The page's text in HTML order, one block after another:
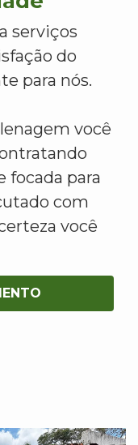
serviços
do
para nós.
você
para
com
você